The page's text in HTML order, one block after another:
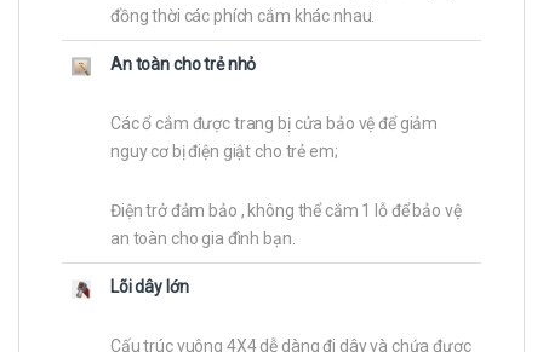
đồng thời các phích cắm khác nhau.
An toàn cho trẻ nhỏ
Các ổ cắm được trang bị cửa bảo vệ để giảm
nguy cơ bị điện giật cho trẻ em;
Điện trở đảm bảo , không thể cắm 1 lỗ để bảo vệ
an toàn cho gia đình bạn.
Lõi dây lớn
Cấu trúc vuông 4X4 dễ dàng đi dây và chứa được